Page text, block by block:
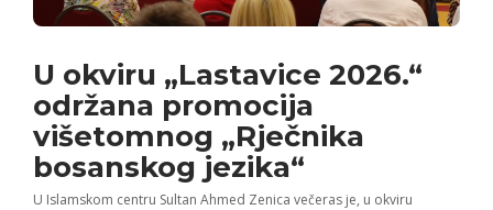
U okviru „Lastavice 2026.“
održana promocija
višetomnog „Rječnika
bosanskog jezika“
U Islamskom centru Sultan Ahmed Zenica večeras je, u okviru